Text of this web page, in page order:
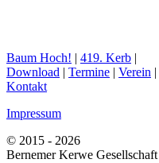
Baum Hoch! | 419. Kerb |
Download | Termine | Verein |
Kontakt
Impressum
© 2015 - 2026
Bernemer Kerwe Gesellschaft